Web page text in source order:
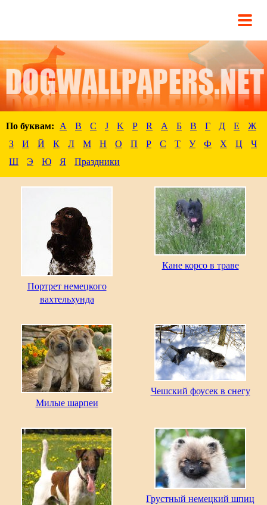
По буквам: A B C J K P R А Б В Г Д Е
Ж
З
И Й К Л М Н О П Р С Т У Ф Х Ц
Ч
Ш
Э Ю Я Праздники
Портрет немецкого
вахтельхунда
Кане корсо в траве
Милые шарпеи
Чешский фоусек в снегу
Грустный немецкий шпиц